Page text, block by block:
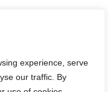
experience, serve
our traffic. By
е наложил